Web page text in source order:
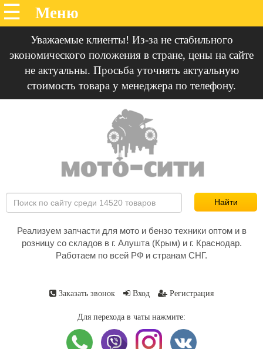
Уважаемые клиенты! Из-за не стабильного
экономического положения в стране, цены на сайте
не актуальны. Просьба уточнять актуальную
стоимость товара у менеджера по телефону.
Реализуем запчасти для мото и бензо техники оптом и в
розницу со складов в г. Алушта (Крым) и г. Краснодар.
Работаем по всей РФ и странам СНГ.
Заказать звонок Вход Регистрация
Для перехода в чаты нажмите: